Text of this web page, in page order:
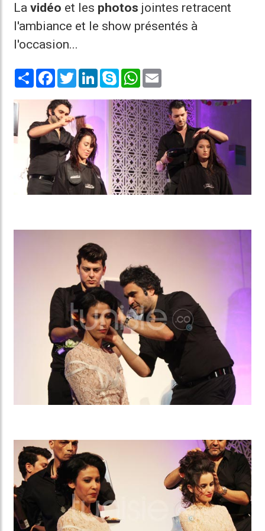
Lavidéo et les photos jointes retracent
l'ambiance et le show présentés à
l'occasion...
Share Facebook
TwitterLinkedInSkype WhatsApp